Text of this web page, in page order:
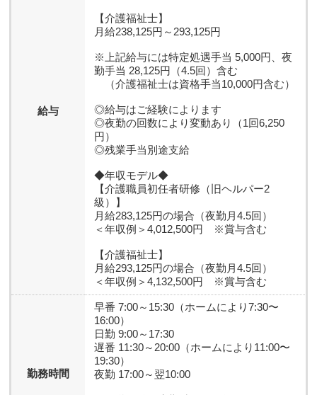
給与
【介護福祉士】
月給238,125円～293,125円
※上記給与には特定処遇手当 5,000円、夜
勤手当 28,125円（4.5回）含む
（介護福祉士は資格手当10,000円含む）
◎給与はご経験によります
◎夜勤の回数により変動あり（1回6,250
円）
◎残業手当別途支給
◆年収モデル◆
【介護職員初任者研修（旧ヘルパー2
級）】
月給283,125円の場合（夜勤月4.5回）
＜年収例＞4,012,500円 ※賞与含む
【介護福祉士】
月給293,125円の場合（夜勤月4.5回）
＜年収例＞4,132,500円 ※賞与含む
勤務時間
早番 7:00～15:30（ホームにより7:30〜
16:00）
日勤 9:00～17:30
遅番 11:30～20:00（ホームにより11:00〜
19:30）
夜勤 17:00～翌10:00